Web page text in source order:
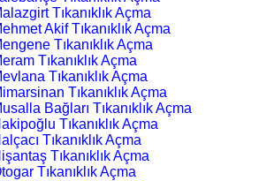
Tıkanıklık Açma
Akif Tıkanıklık Açma
Tıkanıklık Açma
Tıkanıklık Açma
Tıkanıklık Açma
Tıkanıklık Açma
Bağları Tıkanıklık Açma
Tıkanıklık Açma
Tıkanıklık Açma
Tıkanıklık Açma
Tıkanıklık Açma